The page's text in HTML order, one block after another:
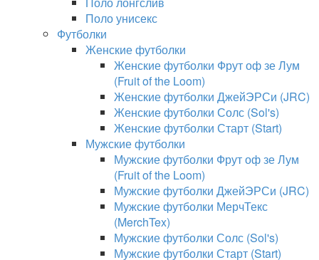
Поло унисекс
Футболки
Женские футболки
Женские футболки Фрут оф зе Лум
(Fruit of the Loom)
Женские футболки ДжейЭРСи (JRC)
Женские футболки Солс (Sol's)
Женские футболки Старт (Start)
Мужские футболки
Мужские футболки Фрут оф зе Лум
(Fruit of the Loom)
Мужские футболки ДжейЭРСи (JRC)
Мужские футболки МерчТекс
(MerchTex)
Мужские футболки Солс (Sol's)
Мужские футболки Старт (Start)